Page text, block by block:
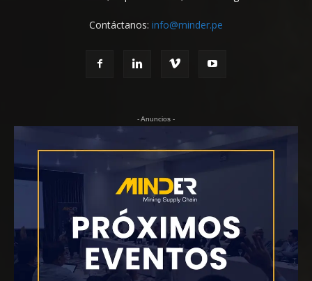
Contáctanos: info@minder.pe
- Anuncios -